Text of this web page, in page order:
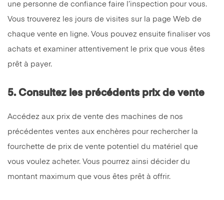
une personne de confiance faire l’inspection pour vous.
Vous trouverez les jours de visites sur la page Web de
chaque vente en ligne. Vous pouvez ensuite finaliser vos
achats et examiner attentivement le prix que vous êtes
prêt à payer.
5. Consultez les précédents prix de vente
Accédez aux prix de vente des machines de nos
précédentes ventes aux enchères pour rechercher la
fourchette de prix de vente potentiel du matériel que
vous voulez acheter. Vous pourrez ainsi décider du
montant maximum que vous êtes prêt à offrir.